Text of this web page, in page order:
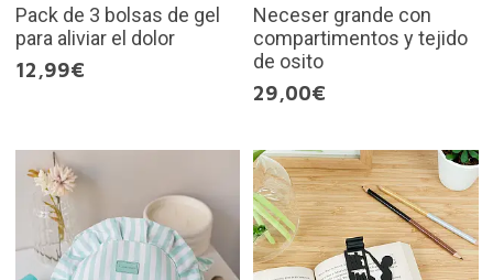
Pack de 3 bolsas de gel
para aliviar el dolor
12,99€
Neceser grande con
compartimentos y tejido
de osito
29,00€